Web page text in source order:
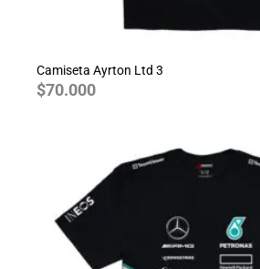
Camiseta Ayrton Ltd 3
$70.000